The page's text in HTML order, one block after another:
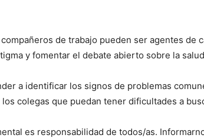
de trabajo pueden ser agentes de
y fomentar el debate abierto sobre la
a identificar los signos de problemas
colegas que puedan tener dificultades a
es responsabilidad de todos/as.